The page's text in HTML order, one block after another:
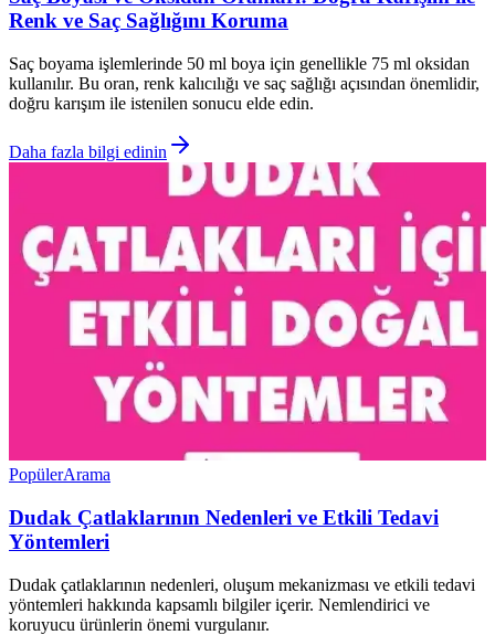
Renk ve Saç Sağlığını Koruma
Saç boyama işlemlerinde 50 ml boya için genellikle 75 ml oksidan
kullanılır. Bu oran, renk kalıcılığı ve saç sağlığı açısından önemlidir,
doğru karışım ile istenilen sonucu elde edin.
Daha fazla bilgi edinin
PopülerArama
Dudak Çatlaklarının Nedenleri ve Etkili Tedavi
Yöntemleri
Dudak çatlaklarının nedenleri, oluşum mekanizması ve etkili tedavi
yöntemleri hakkında kapsamlı bilgiler içerir. Nemlendirici ve
koruyucu ürünlerin önemi vurgulanır.